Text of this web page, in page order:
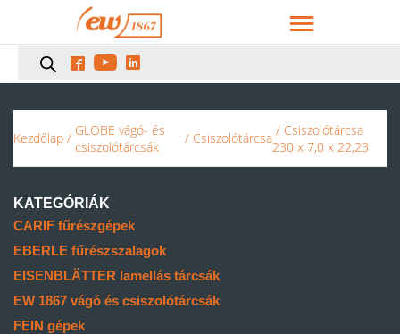
  
Kezdőlap / GLOBE vágó- és
csiszolótárcsák
/ Csiszolótárcsa / Csiszolótárcsa
230 x 7,0 x 22,23
KATEGÓRIÁK
CARIF fűrészgépek
EBERLE fűrészszalagok
EISENBLÄTTER lamellás tárcsák
EW 1867 vágó és csiszolótárcsák
FEIN gépek